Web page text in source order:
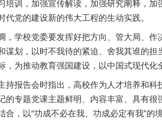
培训，加强宣传解读，加强研究阐释，
代党的建设新的伟大工程的生动实践。
，学校党委要发挥好把方向、管大局、
谋划，以时不我待的紧迫、舍我其谁的
，为推动教育强国建设，以中国式现代化
持报告会时指出，高校作为人才培养和
的专题党课主题鲜明、内容丰富、具有
合，以“功成不必在我、功成必定有我”